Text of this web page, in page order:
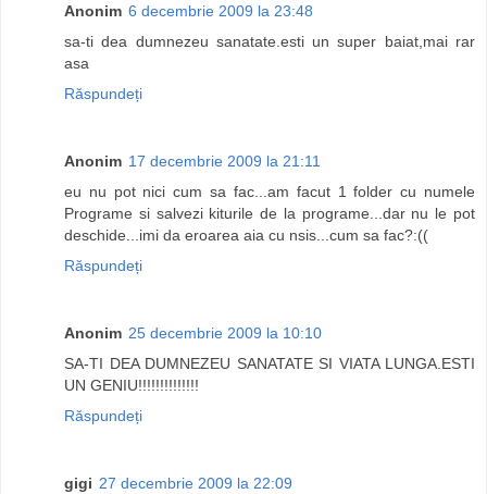
Anonim 6 decembrie 2009 la 23:48
sa-ti dea dumnezeu sanatate.esti un super baiat,mai rar
asa
Răspundeți
Anonim 17 decembrie 2009 la 21:11
eu nu pot nici cum sa fac...am facut 1 folder cu numele
Programe si salvezi kiturile de la programe...dar nu le pot
deschide...imi da eroarea aia cu nsis...cum sa fac?:((
Răspundeți
Anonim 25 decembrie 2009 la 10:10
SA-TI DEA DUMNEZEU SANATATE SI VIATA LUNGA.ESTI
UN GENIU!!!!!!!!!!!!!!
Răspundeți
gigi 27 decembrie 2009 la 22:09